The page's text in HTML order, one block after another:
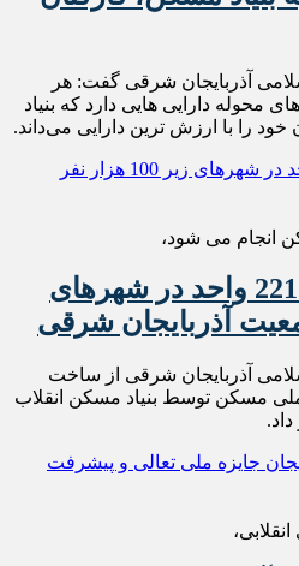
آذربایجان شرقی گفت: هر
محوله دارایی هایی دارد که بنیاد
را با ارزش ترین‌ دارایی می‌داند.
انجام می شود،
ساخت چهار هزار و 221 واحد در شهرهای
آذربایجان شرقی از ساخت
نهضت ملی مسکن توسط بنیاد مسکن انقلاب